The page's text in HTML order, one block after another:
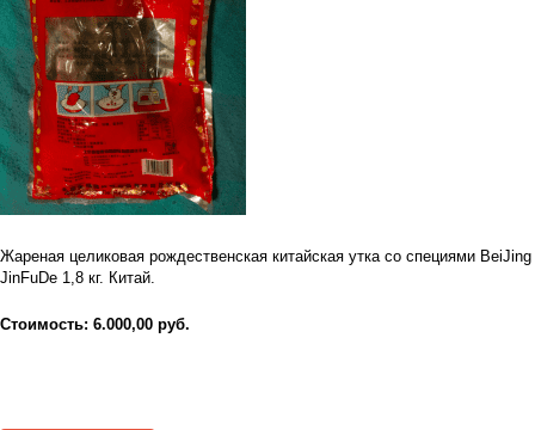
Жареная целиковая рождественская китайская утка со специями BeiJing
JinFuDe 1,8 кг. Китай.
Стоимость: 6.000,00 руб.